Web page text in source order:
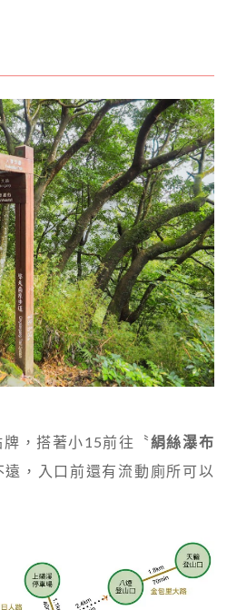
，搭著小15前往〝絹絲瀑布
，入口前還有流動廁所可以